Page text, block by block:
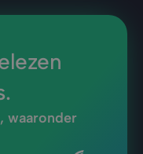
waaronder